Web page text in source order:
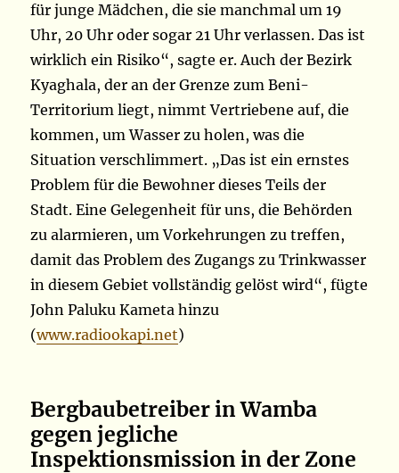
für junge Mädchen, die sie manchmal um 19
Uhr, 20 Uhr oder sogar 21 Uhr verlassen. Das ist
wirklich ein Risiko“, sagte er. Auch der Bezirk
Kyaghala, der an der Grenze zum Beni-
Territorium liegt, nimmt Vertriebene auf, die
kommen, um Wasser zu holen, was die
Situation verschlimmert. „Das ist ein ernstes
Problem für die Bewohner dieses Teils der
Stadt. Eine Gelegenheit für uns, die Behörden
zu alarmieren, um Vorkehrungen zu treffen,
damit das Problem des Zugangs zu Trinkwasser
in diesem Gebiet vollständig gelöst wird“, fügte
John Paluku Kameta hinzu
(www.radiookapi.net)
Bergbaubetreiber in Wamba
gegen jegliche
Inspektionsmission in der Zone